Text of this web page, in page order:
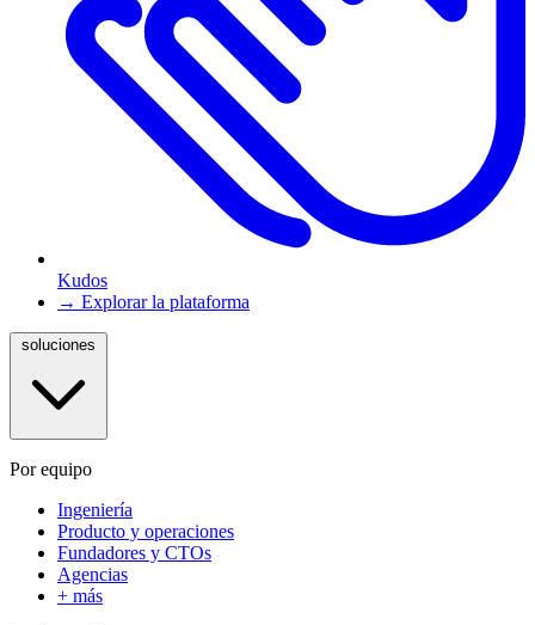
Kudos
→ Explorar la plataforma
Por equipo
Ingeniería
Producto y operaciones
Fundadores y CTOs
Agencias
+ más